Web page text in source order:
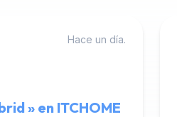
Hace un día.
» en ITCHOME